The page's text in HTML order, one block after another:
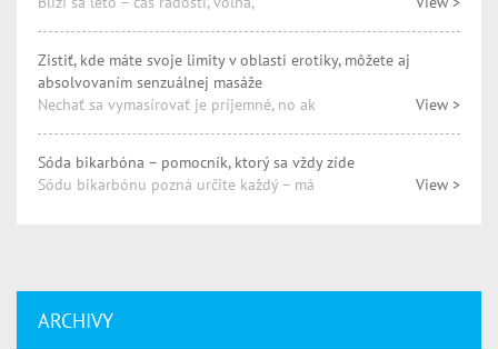
Zistiť, kde máte svoje limity v oblasti erotiky, môžete aj
absolvovaním senzuálnej masáže
Nechať sa vymasírovať je príjemné, no ak
View >
Sóda bikarbóna – pomocník, ktorý sa vždy zíde
Sódu bikarbónu pozná určite každý – má
View >
ARCHIVY